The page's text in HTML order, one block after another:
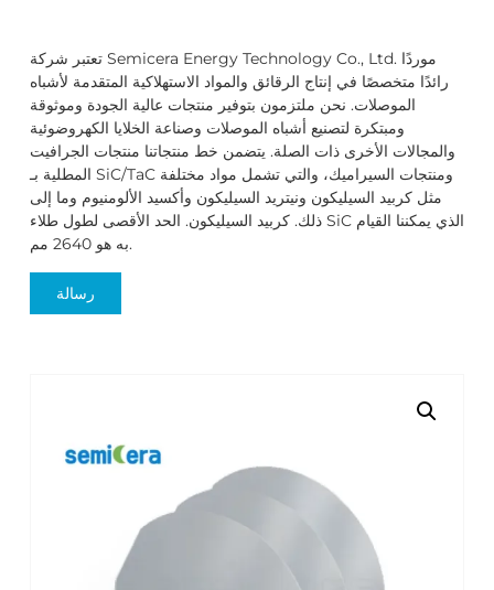
تعتبر شركة Semicera Energy Technology Co., Ltd. موردًا
رائدًا متخصصًا في إنتاج الرقائق والمواد الاستهلاكية المتقدمة لأشباه
الموصلات. نحن ملتزمون بتوفير منتجات عالية الجودة وموثوقة
ومبتكرة لتصنيع أشباه الموصلات وصناعة الخلايا الكهروضوئية
والمجالات الأخرى ذات الصلة. يتضمن خط منتجاتنا منتجات الجرافيت
المطلية بـ SiC/TaC ومنتجات السيراميك، والتي تشمل مواد مختلفة
مثل كربيد السيليكون ونيتريد السيليكون وأكسيد الألومنيوم وما إلى
ذلك. كربيد السيليكون. الحد الأقصى لطول طلاء SiC الذي يمكننا القيام
به هو 2640 مم.
رسالة